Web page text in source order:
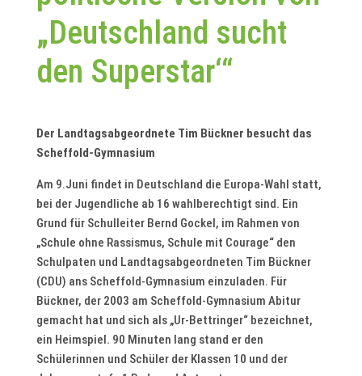
„Deutschland sucht
den Superstar‘“
Der Landtagsabgeordnete Tim Bückner besucht das
Scheffold-Gymnasium
Am 9.Juni findet in Deutschland die Europa-Wahl statt,
bei der Jugendliche ab 16 wahlberechtigt sind. Ein
Grund für Schulleiter Bernd Gockel, im Rahmen von
„Schule ohne Rassismus, Schule mit Courage“ den
Schulpaten und Landtagsabgeordneten Tim Bückner
(CDU) ans Scheffold-Gymnasium einzuladen. Für
Bückner, der 2003 am Scheffold-Gymnasium Abitur
gemacht hat und sich als „Ur-Bettringer“ bezeichnet,
ein Heimspiel. 90 Minuten lang stand er den
Schülerinnen und Schüler der Klassen 10 und der